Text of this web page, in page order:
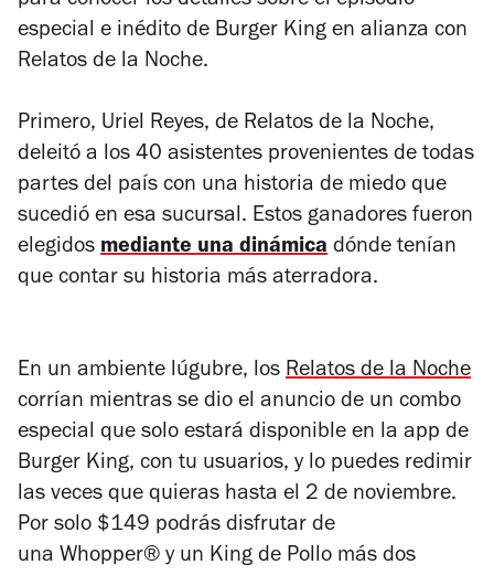
especial e inédito de Burger King en alianza con
Relatos de la Noche.
Primero, Uriel Reyes, de Relatos de la Noche,
deleitó a los 40 asistentes provenientes de todas
partes del país con una historia de miedo que
sucedió en esa sucursal. Estos ganadores fueron
elegidos mediante una dinámica dónde tenían
que contar su historia más aterradora.
En un ambiente lúgubre, los Relatos de la Noche
corrían mientras se dio el anuncio de un combo
especial que solo estará disponible en la app de
Burger King, con tu usuarios, y lo puedes redimir
las veces que quieras hasta el 2 de noviembre.
Por solo $149 podrás disfrutar de
una Whopper® y un King de Pollo más dos